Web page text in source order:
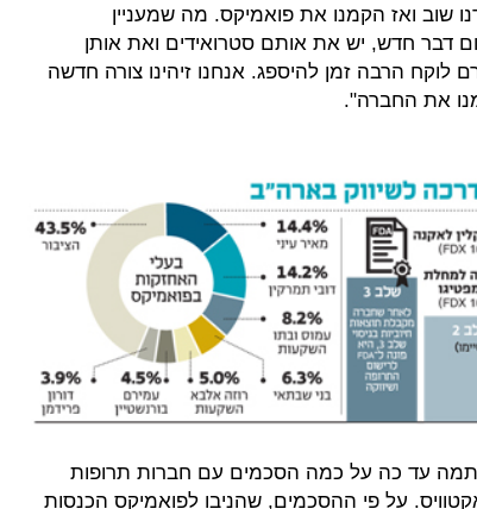
ב־2002 התאחדנו שוב ואז הקמנו את פואמיקס. מה שמעניין
דבר חדש, יש את אותם סטרואידים ואת אותן
הרבה זמן להיספג. אנחנו זיהינו צורה חדשה
את החברה".
שהוקמה ב־2003, חתמה עד כה על כמה הסכמים עם חברות תרופות
על פי ההסכמים, שהניבו לפואמיקס הכנסות